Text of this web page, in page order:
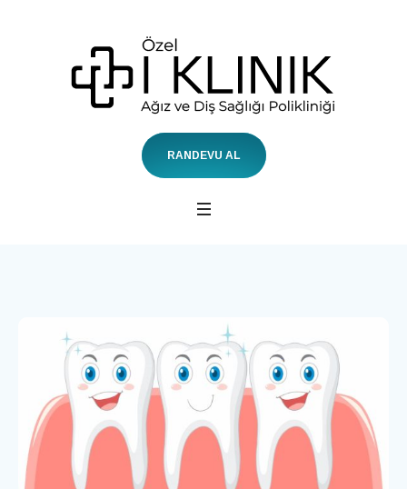
RANDEVU AL